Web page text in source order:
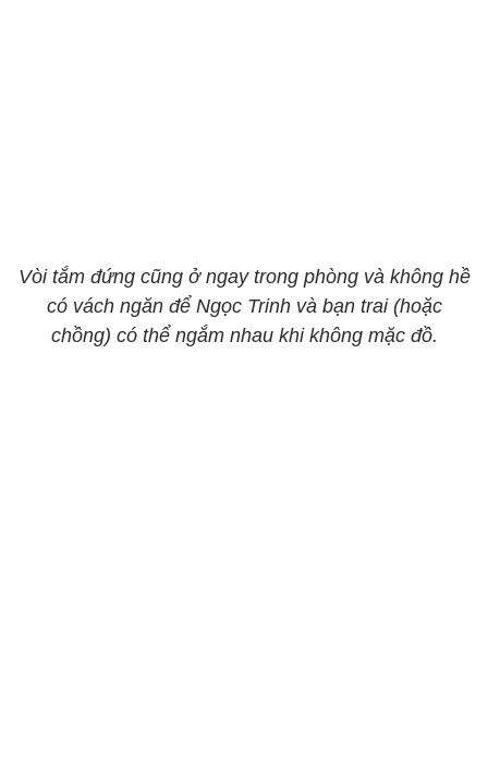
Vòi tắm đứng cũng ở ngay trong phòng và không hề
có vách ngăn để Ngọc Trinh và bạn trai (hoặc
chồng) có thể ngắm nhau khi không mặc đồ.